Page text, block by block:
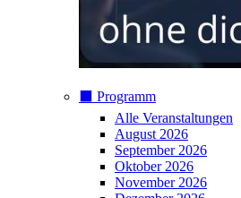
⬛️ Programm
Alle Veranstaltungen
August 2026
September 2026
Oktober 2026
November 2026